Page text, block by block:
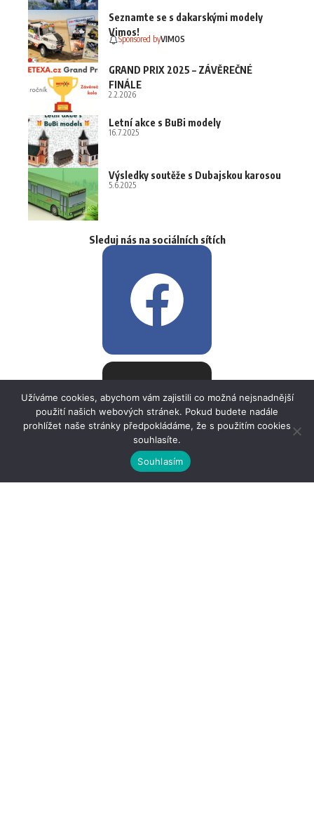
Seznamte se s dakarskými modely
Vimos!
Sponsored byVIMOS
GRAND PRIX 2025 – ZÁVĚREČNÉ
FINÁLE
2.2.2026
Letní akce s BuBi modely
16.7.2025
Výsledky soutěže s Dubajskou karosou
5.6.2025
Sleduj nás na sociálních sítích
Užíváme cookies, abychom vám zajistili co možná nejsnadnější
použití našich webových stránek. Pokud budete nadále
prohlížet naše stránky předpokládáme, že s použitím cookies
souhlasíte.
Souhlasím